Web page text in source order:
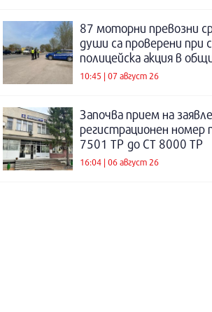
87 моторни превозни
души са проверени при
полицейска акция в
10:45 | 07 август 26
Започва прием на
регистрационен номер
7501 ТР до СТ 8000 ТР
16:04 | 06 август 26